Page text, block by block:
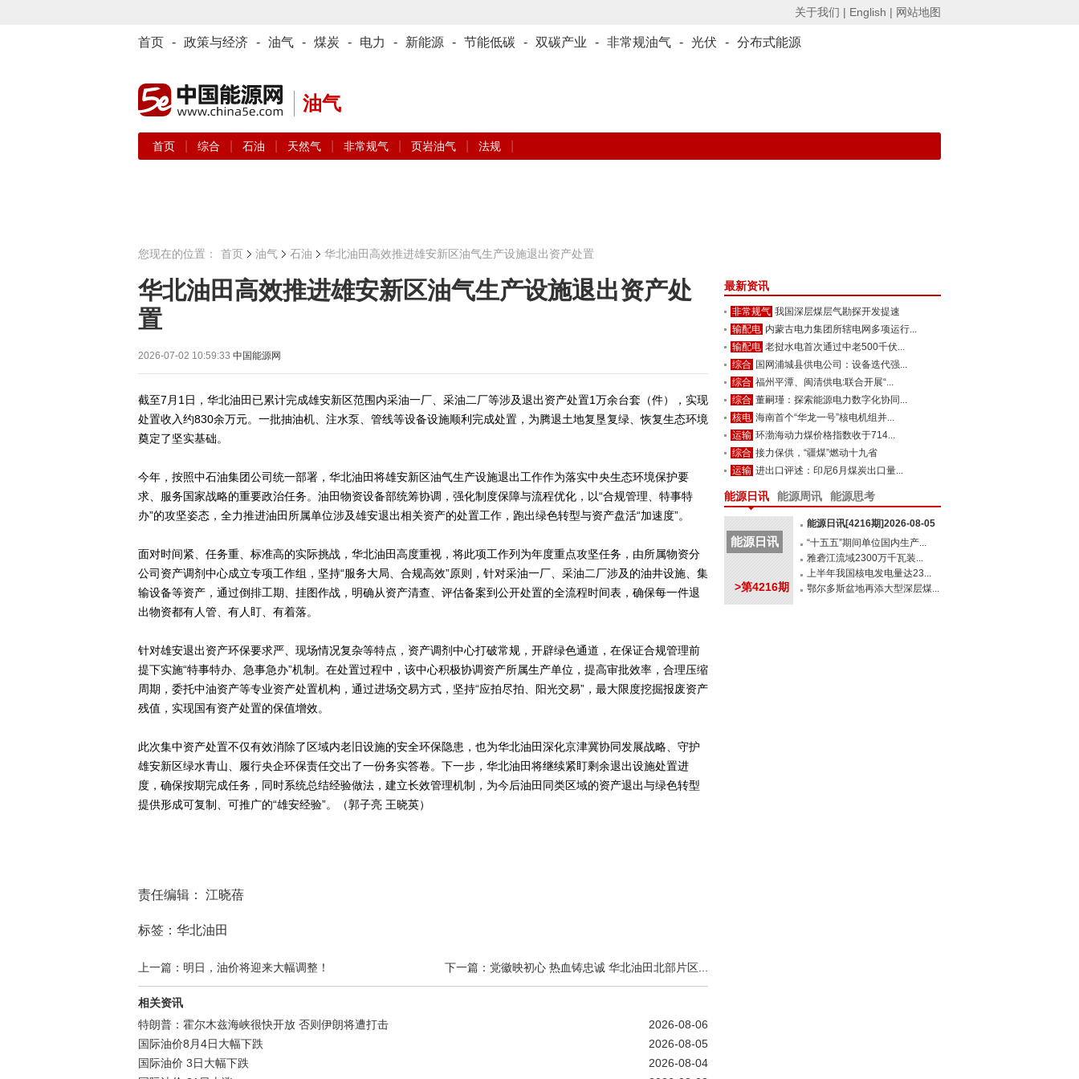
关于我们 | English | 网站地图
首页 - 政策与经济 - 油气 - 煤炭 - 电力 - 新能源 - 节能低碳 - 双碳产业 - 非常规油气 - 光伏 - 分布式能源
油气
首页 综合 石油 天然气 非常规气 页岩油气 法规
您现在的位置： 首页 油气 石油 华北油田高效推进雄安新区油气生产设施退出资产处置
华北油田高效推进雄安新区油气生产设施退出资产处
置
2026-07-02 10:59:33 中国能源网
截至7月1日，华北油田已累计完成雄安新区范围内采油一厂、采油二厂等涉及退出资产处置1万余台套（件），实现
处置收入约830余万元。一批抽油机、注水泵、管线等设备设施顺利完成处置，为腾退土地复垦复绿、恢复生态环境
奠定了坚实基础。
今年，按照中石油集团公司统一部署，华北油田将雄安新区油气生产设施退出工作作为落实中央生态环境保护要
求、服务国家战略的重要政治任务。油田物资设备部统筹协调，强化制度保障与流程优化，以“合规管理、特事特
办”的攻坚姿态，全力推进油田所属单位涉及雄安退出相关资产的处置工作，跑出绿色转型与资产盘活“加速度”。
面对时间紧、任务重、标准高的实际挑战，华北油田高度重视，将此项工作列为年度重点攻坚任务，由所属物资分
公司资产调剂中心成立专项工作组，坚持“服务大局、合规高效”原则，针对采油一厂、采油二厂涉及的油井设施、集
输设备等资产，通过倒排工期、挂图作战，明确从资产清查、评估备案到公开处置的全流程时间表，确保每一件退
出物资都有人管、有人盯、有着落。
针对雄安退出资产环保要求严、现场情况复杂等特点，资产调剂中心打破常规，开辟绿色通道，在保证合规管理前
提下实施“特事特办、急事急办”机制。在处置过程中，该中心积极协调资产所属生产单位，提高审批效率，合理压缩
周期，委托中油资产等专业资产处置机构，通过进场交易方式，坚持“应拍尽拍、阳光交易”，最大限度挖掘报废资产
残值，实现国有资产处置的保值增效。
此次集中资产处置不仅有效消除了区域内老旧设施的安全环保隐患，也为华北油田深化京津冀协同发展战略、守护
雄安新区绿水青山、履行央企环保责任交出了一份务实答卷。下一步，华北油田将继续紧盯剩余退出设施处置进
度，确保按期完成任务，同时系统总结经验做法，建立长效管理机制，为今后油田同类区域的资产退出与绿色转型
提供形成可复制、可推广的“雄安经验”。（郭子亮 王晓英）
责任编辑： 江晓蓓
标签：华北油田
上一篇：明日，油价将迎来大幅调整！ 下一篇：党徽映初心 热血铸忠诚 华北油田北部片区...
相关资讯
2026-08-06
特朗普：霍尔木兹海峡很快开放 否则伊朗将遭打击
2026-08-05
国际油价8月4日大幅下跌
2026-08-04
国际油价 3日大幅下跌
最新资讯
非常规气 我国深层煤层气勘探开发提速
输配电 内蒙古电力集团所辖电网多项运行...
输配电 老挝水电首次通过中老500千伏...
综合 国网浦城县供电公司：设备迭代强...
综合 福州平潭、闽清供电:联合开展“...
综合 董嗣瑾：探索能源电力数字化协同...
核电 海南首个“华龙一号”核电机组并...
运输 环渤海动力煤价格指数收于714...
综合 接力保供，“疆煤”燃动十九省
运输 进出口评述：印尼6月煤炭出口量...
能源日讯 能源周讯 能源思考
能源日讯
>第4216期
能源日讯[4216期]2026-08-05
“十五五”期间单位国内生产...
雅砻江流域2300万千瓦装...
上半年我国核电发电量达23...
鄂尔多斯盆地再添大型深层煤...